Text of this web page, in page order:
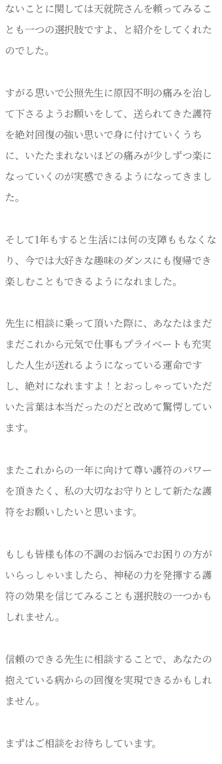
ないことに関しては天就院さんを頼ってみるこ
とも一つの選択肢ですよ、と紹介をしてくれた
のでした。
すがる思いで公照先生に原因不明の痛みを治し
て下さるようお願いをして、送られてきた護符
を絶対回復の強い思いで身に付けていくうち
に、いたたまれないほどの痛みが少しずつ楽に
なっていくのが実感できるようになってきまし
た。
そして1年もすると生活には何の支障ももなくな
り、今では大好きな趣味のダンスにも復帰でき
楽しむこともできるようになれました。
先生に相談に乗って頂いた際に、あなたはまだ
まだこれから元気で仕事もプライベートも充実
した人生が送れるようになっている運命です
し、絶対になれますよ！とおっしゃっていただ
いた言葉は本当だったのだと改めて驚愕してい
ます。
またこれからの一年に向けて尊い護符のパワー
を頂きたく、私の大切なお守りとして新たな護
符をお願いしたいと思います。
もしも皆様も体の不調のお悩みでお困りの方が
いらっしゃいましたら、神秘の力を発揮する護
符の効果を信じてみることも選択肢の一つかも
しれません。
信頼のできる先生に相談することで、あなたの
抱えている病からの回復を実現できるかもしれ
ません。
まずはご相談をお待ちしています。